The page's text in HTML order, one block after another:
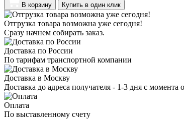
В корзину Купить в один клик
Отгрузка товара возможна уже сегодня!
Сразу начнем собирать заказ.
Доставка по России
По тарифам транспортной компании
Доставка в Москву
Доставка до адреса получателя - 1-3 дня с момента
Оплата
По выставленному счету